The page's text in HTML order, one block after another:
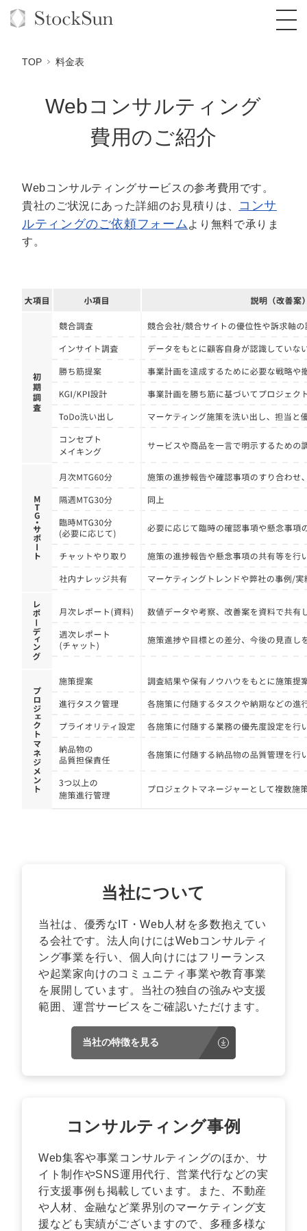
コンサルタント一覧
品質ガイドライン
社内コンペ
定額制Webマーケティング代行『マキトルく
ん』
定額制営業代行『カリトルくん』
営業改善特化の動画制作『動画でカリトルく
定額LINE運用代行『LINEマキトルくん』
オリジナルサービス
格安でAI導入支援『あいのりAI』
拡散付1日密着動画制作『まるごと社長』
実績
お役立ち資料
オンラインサロン
StockSun道場
道場TOP
YouTubeディレクター
年収エージェント
会社概要・役員紹介
ミッション・ビジョン・バリュー
代表メッセージ（岩野圭佑）
取締役メッセージ（株本祐己）
認定パートナー
動画ディレクター
営業
インターン
マーケマネージャー
カスタマーサクセスマネージャー
常勤監査役
内部監査室長
募集要項一覧
TOP 料金表
Webコンサルティング
費用のご紹介
Webコンサルティングサービスの参考費用です。
貴社のご状況にあった詳細のお見積りは、
コンサ
ルティングのご依頼フォームより無料で承りま
す。
当社について
当社は、優秀なIT・Web人材を多数抱えてい
る会社です。法人向けにはWebコンサルティ
ング事業を行い、個人向けにはフリーランス
や起業家向けのコミュニティ事業や教育事業
を展開しています。当社の独自の強みや支援
範囲、運営サービスをご確認いただけます。
当社の特徴を見る
コンサルティング事例
Web集客や事業コンサルティングのほか、サ
イト制作やSNS運用代行、営業代行などの実
行支援事例も掲載しています。また、不動産
や人材、金融など業界別のマーケティング支
援なども実績がございますので、多種多様な